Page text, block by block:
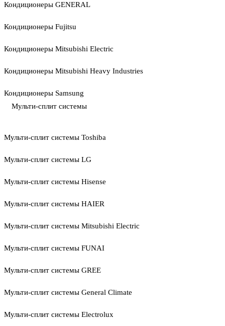
Кондиционеры GENERAL
Кондиционеры Fujitsu
Кондиционеры Mitsubishi Electric
Кондиционеры Mitsubishi Heavy Industries
Кондиционеры Samsung
Мульти-сплит системы
Мульти-сплит системы Toshiba
Мульти-сплит системы LG
Мульти-сплит системы Hisense
Мульти-сплит системы HAIER
Мульти-сплит системы Mitsubishi Electric
Мульти-сплит системы FUNAI
Мульти-сплит системы GREE
Мульти-сплит системы General Climate
Мульти-сплит системы Electrolux